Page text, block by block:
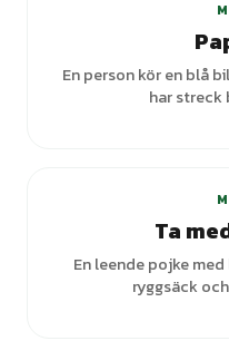
En person kör en blå
har streck
Ta
En leende pojke
ryggsäck